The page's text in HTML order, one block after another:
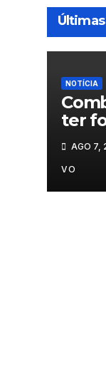
Últimas
NOTÍCIA
ter
AGO 7,
VO